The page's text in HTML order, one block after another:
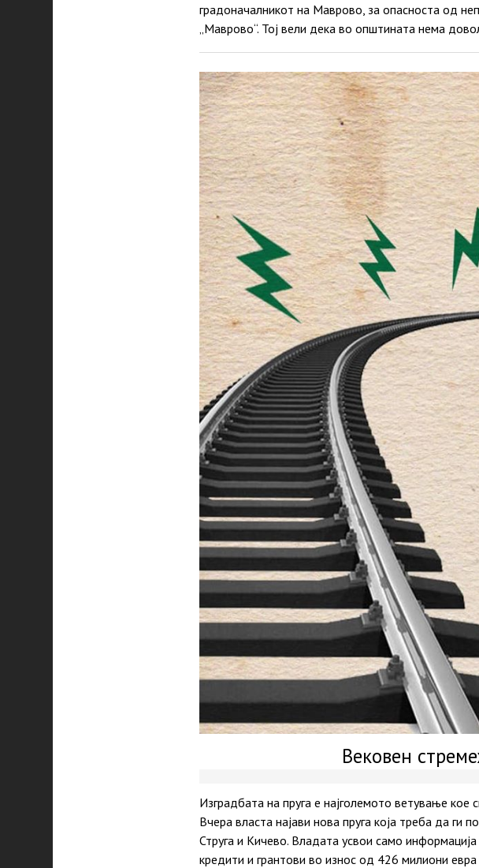
градоначалникот на Маврово, за опасноста од
„Маврово“. Тој вели дека во општината нема
Вековен
Изградбата на пруга е најголемото ветување
Вчера власта најави нова пруга која треба да ги
Струга и Кичево. Владата усвои само
кредити и грантови во износ од 426 милиони